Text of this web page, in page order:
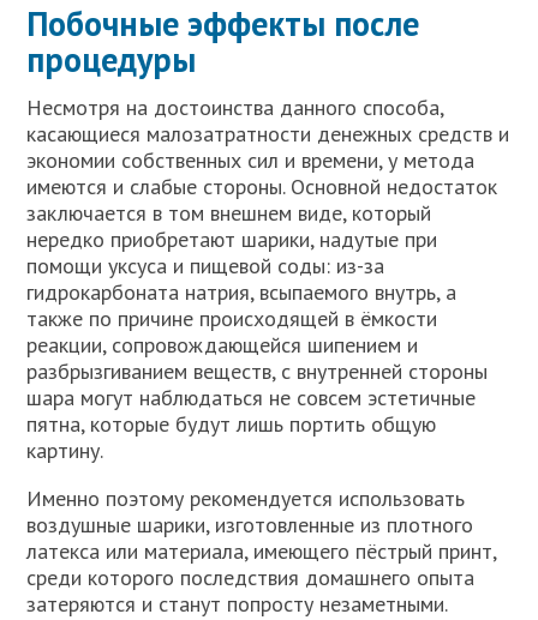
Побочные эффекты после
процедуры
Несмотря на достоинства данного способа,
касающиеся малозатратности денежных средств и
экономии собственных сил и времени, у метода
имеются и слабые стороны. Основной недостаток
заключается в том внешнем виде, который
нередко приобретают шарики, надутые при
помощи уксуса и пищевой соды: из-за
гидрокарбоната натрия, всыпаемого внутрь, а
также по причине происходящей в ёмкости
реакции, сопровождающейся шипением и
разбрызгиванием веществ, с внутренней стороны
шара могут наблюдаться не совсем эстетичные
пятна, которые будут лишь портить общую
картину.
Именно поэтому рекомендуется использовать
воздушные шарики, изготовленные из плотного
латекса или материала, имеющего пёстрый принт,
среди которого последствия домашнего опыта
затеряются и станут попросту незаметными.